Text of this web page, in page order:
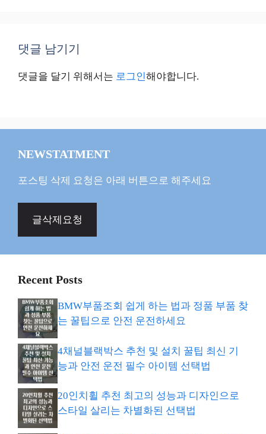
댓글 남기기
댓글을 달기 위해서는 로그인해야합니다.
NEWSTATMENT
포스팅 삭제 요청은 아래 버튼으로 해주세요
글삭제요청
Recent Posts
BMW부품조회 쉽게 하는 법과 정품 부품 찾
는 꿀팁으로 안전 운전하세요
4채널블랙박스 추천 및 설치 꿀팁 최신 기
능과 안전 운전 필수 아이템 선택법
20인치휠 추천 최고의 성능과 디자인으로
스타일 살리는 차별화된 선택법